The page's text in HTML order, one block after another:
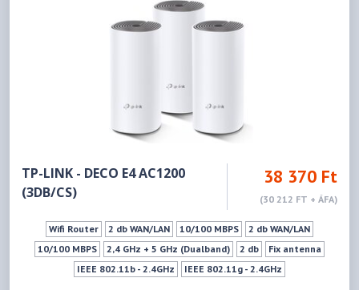
TP-LINK - DECO E4 AC1200
(3DB/CS)
38 370 Ft
(30 212 FT + ÁFA)
Wifi Router 2 db WAN/LAN 10/100 MBPS
2 db WAN/LAN
10/100 MBPS
2,4 GHz + 5 GHz (Dualband) 2 db
Fix antenna
IEEE 802.11b - 2.4GHz
IEEE 802.11g - 2.4GHz